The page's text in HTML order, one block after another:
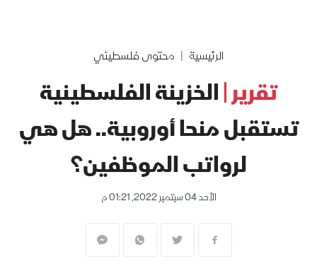
الرئيسية محتوى فلسطيني
تقرير |الخزينة الفلسطينية
تستقبل منحا أوروبية.. هل هي
لرواتب الموظفين؟
الأحد 04 سبتمبر 2022, 01:21 م